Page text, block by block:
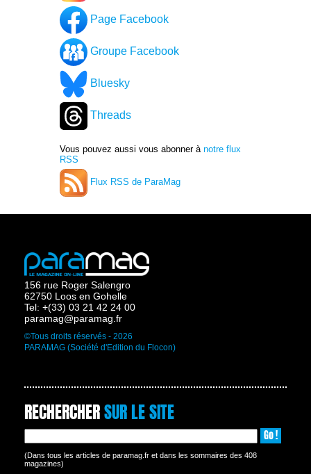
Page Facebook
Groupe Facebook
Bluesky
Threads
Vous pouvez aussi vous abonner à notre flux
RSS
Flux RSS de ParaMag
156 rue Roger Salengro
62750 Loos en Gohelle
Tel: +(33) 03 21 42 24 00
paramag@paramag.fr
©Tous droits réservés - 2026
PARAMAG (Société d'Edition du Flocon)
RECHERCHERSUR LE SITE
Go !
(Dans tous les articles de paramag.fr et dans les sommaires des 408
magazines)